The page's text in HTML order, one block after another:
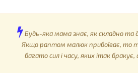
Будь-яка мама знає, як складно
Якщо раптом малюк прибоїває, то
багато сил і часу, яких ітак